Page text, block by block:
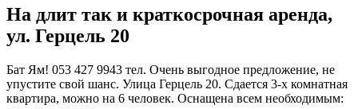
На длит так и краткосрочная аренда,
ул. Герцель 20
Бат Ям! 053 427 9943 тел. Очень выгодное предложение, не
упустите свой шанс. Улица Герцель 20. Сдается 3-х комнатная
квартира, можно на 6 человек. Оснащена всем необходимым: